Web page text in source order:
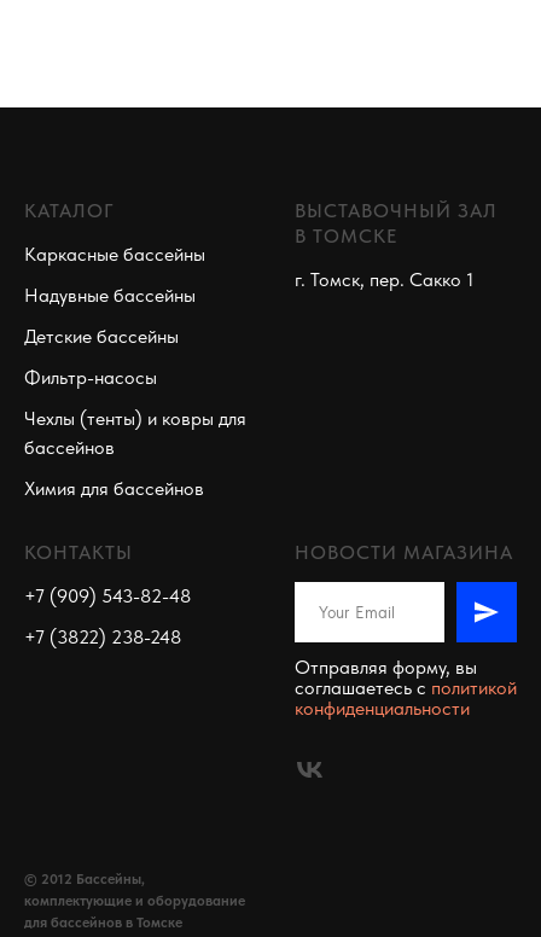
КАТАЛОГ
Каркасные бассейны
Надувные бассейны
Детские бассейны
Фильтр-насосы
Чехлы (тенты) и ковры для
бассейнов
Химия для бассейнов
ВЫСТАВОЧНЫЙ ЗАЛ
В ТОМСКЕ
г. Томск, пер. Сакко 1
КОНТАКТЫ
+7 (909) 543-82-48
+7 (3822) 238-248
НОВОСТИ МАГАЗИНА
Отправляя форму, вы
соглашаетесь c политикой
конфиденциальности
© 2012 Бассейны,
комплектующие и оборудование
для бассейнов в Томске